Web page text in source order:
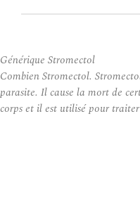
Générique Stromectol
Combien Stromectol.
parasite. Il cause la mort de
corps et il est utilisé pour traiter